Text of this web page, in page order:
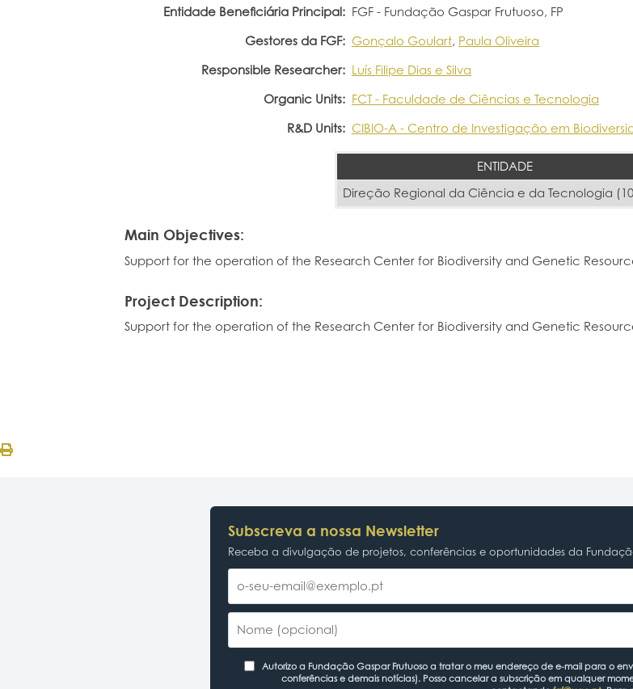
Entidade Beneficiária Principal: FGF - Fundação Gaspar Frutuoso, FP
Gestores da FGF: Gonçalo Goulart, Paula Oliveira
Responsible Researcher: Luís Filipe Dias e Silva
Organic Units: FCT - Faculdade de Ciências e Tecnologia
R&D Units: CIBIO-A - Centro de Investigação em
ENTIDADE
Direção Regional da Ciência e da Tecnologia
Main Objectives:
Support for the operation of the Research Center for Biodiversity and Genetic
Project Description:
Support for the operation of the Research Center for Biodiversity and Genetic
Subscreva a nossa Newsletter
Receba a divulgação de projetos, conferências e oportunidades da
Autorizo a Fundação Gaspar Frutuoso a tratar o meu endereço de e-mail para o
conferências e demais notícias). Posso cancelar a subscrição em qualquer